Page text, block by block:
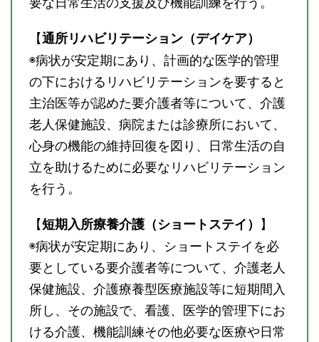
【通所リハビリテーション（デイケア）
◉病状が安定期にあり、計画的な医学的管理
の下におけるリハビリテーションを要すると
主治医等が認めた要介護者等について、介護
老人保健施設、病院または診療所において、
心身の機能の維持回復を図り、日常生活の自
立を助けるために必要なリハビリテーション
を行う。
【短期入所療養介護（ショートステイ） 】
◉病状が安定期にあり、ショートステイを必
要としている要介護者等について、介護老人
保健施設、介護療養型医療施設等に短期間入
所し、その施設で、看護、医学的管理下にお
ける介護、機能訓練その他必要な医療や日常